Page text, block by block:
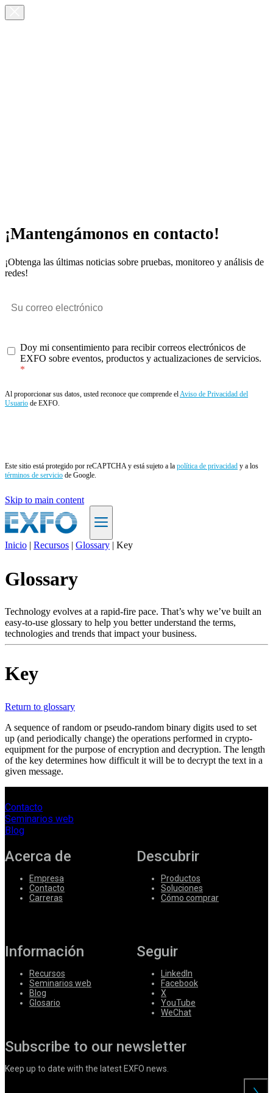
¡Mantengámonos en contacto!
¡Obtenga las últimas noticias sobre pruebas, monitoreo y análisis de
redes!
Doy mi consentimiento para recibir correos electrónicos de
EXFO sobre eventos, productos y actualizaciones de servicios.
Al proporcionar sus datos, usted reconoce que comprende elAviso de Privacidad del
Usuario de EXFO.
Este sitio está protegido por reCAPTCHA y está sujeto a la política de privacidad y a los
términos de servicio de Google.
Skip to main content
Productos
Asistencia
Servicios
Cómo
Recursos
Contacto
Careers
Partners
Inicio | Recursos | Glossary | Key
Glossary
Technology evolves at a rapid-fire pace. That’s why we’ve built an
easy-to-use glossary to help you better understand the terms,
technologies and trends that impact your business.
Key
Return to glossary
A sequence of random or pseudo-random binary digits used to set
up (and periodically change) the operations performed in crypto-
equipment for the purpose of encryption and decryption. The length
of the key determines how difficult it will be to decrypt the text in a
given message.
Contacto
Seminarios web
Blog
Acerca de
Empresa
Contacto
Carreras
Descubrir
Productos
Soluciones
Cómo comprar
Información
Recursos
Seminarios web
Blog
Glosario
Seguir
LinkedIn
Facebook
X
YouTube
WeChat
Subscribe to our newsletter
Keep up to date with the latest EXFO news.